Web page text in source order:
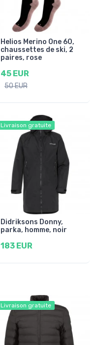
Helios Merino One 60,
chaussettes de ski, 2
paires, rose
45 EUR
50 EUR
Livraison gratuite
Didriksons Donny,
parka, homme, noir
183 EUR
Livraison gratuite